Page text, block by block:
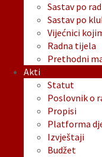
Sastav po
Sastav po
Vijećnici
Radna tijela
Prethodni
Akti
Statut
Poslovnik o
Propisi
Platforma
Izvještaji
Budžet